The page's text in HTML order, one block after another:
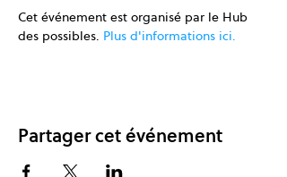
Cet événement est organisé par le Hub
des possibles. Plus d'informations ici.
Partager cet événement